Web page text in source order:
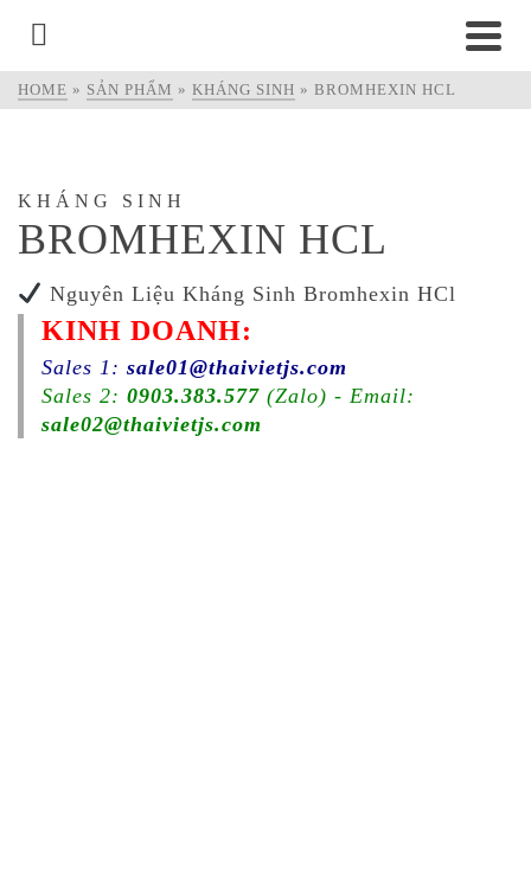
HOME » SẢN PHẨM » KHÁNG SINH » BROMHEXIN HCL
KHÁNG SINH
BROMHEXIN HCL
Nguyên Liệu Kháng Sinh Bromhexin HCl
KINH DOANH:
Sales 1: sale01@thaivietjs.com
Sales 2: 0903.383.577 (Zalo) - Email:
sale02@thaivietjs.com